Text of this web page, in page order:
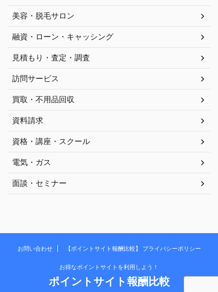
美容・脱毛サロン
融資・ローン・キャッシング
見積もり・査定・調査
訪問サービス
買取・不用品回収
資料請求
資格・講座・スクール
電気・ガス
面談・セミナー
お問い合わせ 【ポイントサイト報酬比較】 プライバシーポリシー
お得なポイントサイトを利用しよう！
ポイントサイト報酬比較